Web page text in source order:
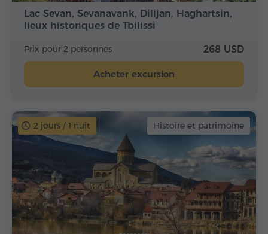
Lac Sevan, Sevanavank, Dilijan, Haghartsin,
lieux historiques de Tbilissi
Prix pour 2 personnes 268 USD
Acheter excursion
2 jours / 1 nuit Histoire et patrimoine